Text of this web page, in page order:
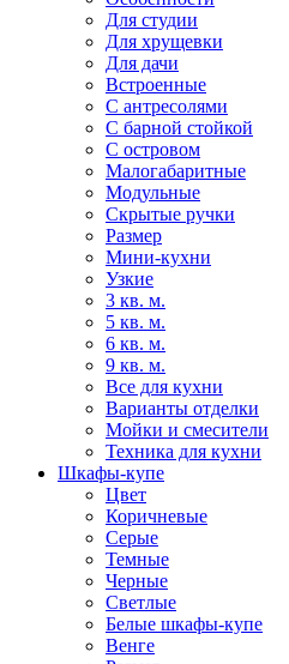
Для студии
Для хрущевки
Для дачи
Встроенные
С антресолями
С барной стойкой
С островом
Малогабаритные
Модульные
Скрытые ручки
Размер
Мини-кухни
Узкие
3 кв. м.
5 кв. м.
6 кв. м.
9 кв. м.
Все для кухни
Варианты отделки
Мойки и смесители
Техника для кухни
Шкафы-купе
Цвет
Коричневые
Серые
Темные
Черные
Светлые
Белые шкафы-купе
Венге